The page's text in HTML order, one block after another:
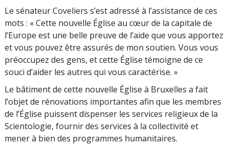
Le sénateur Coveliers s’est adressé à l’assistance de ces
mots : « Cette nouvelle Église au cœur de la capitale de
l’Europe est une belle preuve de l’aide que vous apportez
et vous pouvez être assurés de mon soutien. Vous vous
préoccupez des gens, et cette Église témoigne de ce
souci d’aider les autres qui vous caractérise. »
Le bâtiment de cette nouvelle Église à Bruxelles a fait
l’objet de rénovations importantes afin que les membres
de l’Église puissent dispenser les services religieux de la
Scientologie, fournir des services à la collectivité et
mener à bien des programmes humanitaires.